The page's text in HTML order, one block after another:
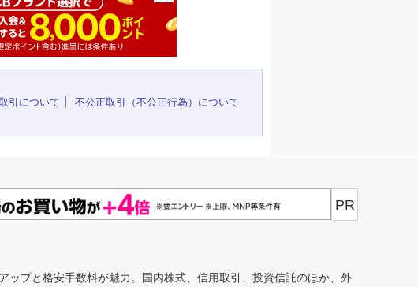
引について
不公正取引（不公正行為）について
PR
プと格安手数料が魅力。国内株式、信用取引、投資信託のほか、外